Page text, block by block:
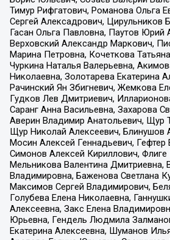
Тимур Рифгатович, Романова Ольга
Сергей Алексадрович, Цирульников
Гасан Ольга Павловна, Паутов Юрий
Верховский Александр Маркович,
Марина Петровна, Кочеткова
Чуркина Наталья Валерьевна,
Николаевна, Золотарева Екатерина
Рачинский Ян Збигневич, Жемкова
Гудков Лев Дмитриевич,
Саранг Анна Васильевна, Захарова
Аверин Владимир Анатольевич, Щур
Щур Николай Алексеевич, Блинушов
Мосин Алексей Геннадьевич, Гефтер
Симонов Алексей Кириллович, Флиге
Мельникова Валентина Дмитриевна,
Владимировна, Баженова Светлана
Максимов Сергей Владимирович,
Голубева Елена Николаевна,
Алексеевна, Закс Елена
Юрьевна, Гендель Людмила
Екатерина Алексеевна, Шуманов